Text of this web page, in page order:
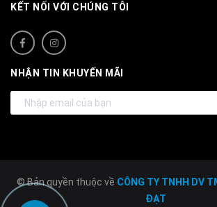
KẾT NỐI VỚI CHÚNG TÔI
NHẬN TIN KHUYẾN MÃI
© Bản quyền thuộc về CÔNG TY TNHH DV
ĐẠT